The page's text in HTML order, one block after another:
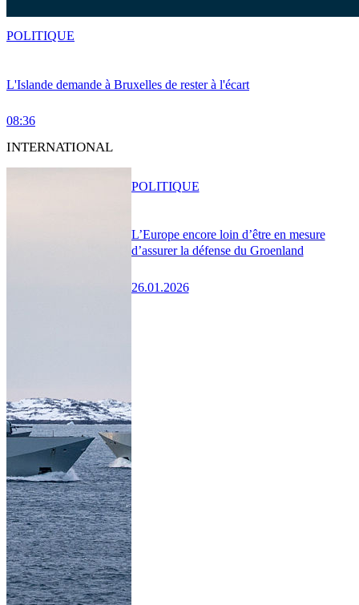
L'Islande demande à Bruxelles de rester à l'écart
08:36
POLITIQUE
INTERNATIONAL
L’Europe encore loin d’être en mesure
d’assurer la défense du Groenland
26.01.2026
POLITIQUE